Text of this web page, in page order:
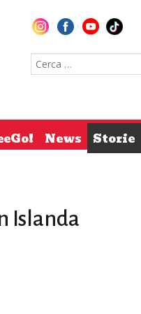
Cerca nel sito
News Storie
Islanda